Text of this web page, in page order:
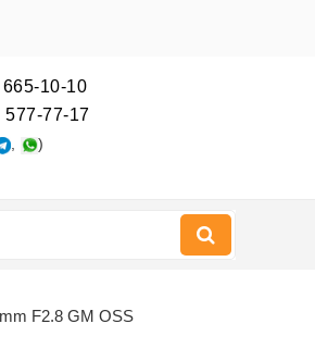
665-10-10
577-77-17
, )
F2.8 GM OSS